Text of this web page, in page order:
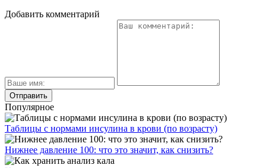
Добавить комментарий
Популярное
Таблицы с нормами инсулина в крови (по возрасту)
Нижнее давление 100: что это значит, как снизить?